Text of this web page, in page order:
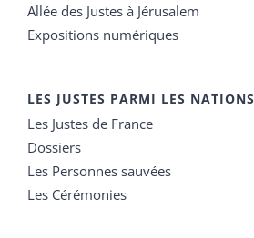
Allée des Justes à Jérusalem
Expositions numériques
LES JUSTES PARMI LES NATIONS
Les Justes de France
Dossiers
Les Personnes sauvées
Les Cérémonies